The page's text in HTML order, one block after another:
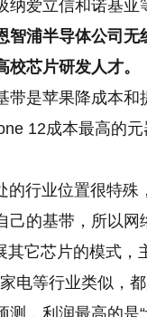
爱立信和诺基亚
浦半导体公司
芯片研发人才。
是苹果降成本
12成本最高的
行业位置很特殊
的基带，所以
它芯片的模式，
电等行业类似，
，利润最高的是